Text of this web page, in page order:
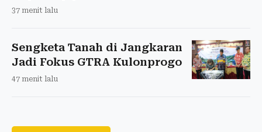
37 menit lalu
Sengketa Tanah di Jangkaran
Jadi Fokus GTRA Kulonprogo
47 menit lalu